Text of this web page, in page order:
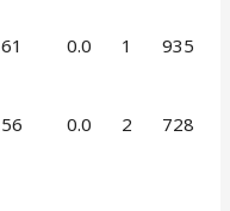
61 0.0 1 935
56 0.0 2 728